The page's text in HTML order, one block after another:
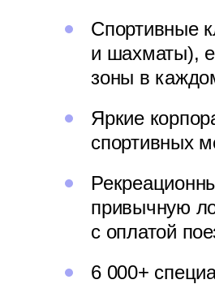
Спортивные
и шахматы),
зоны в
Яркие
спортивных
привычную
с оплатой
6 000+